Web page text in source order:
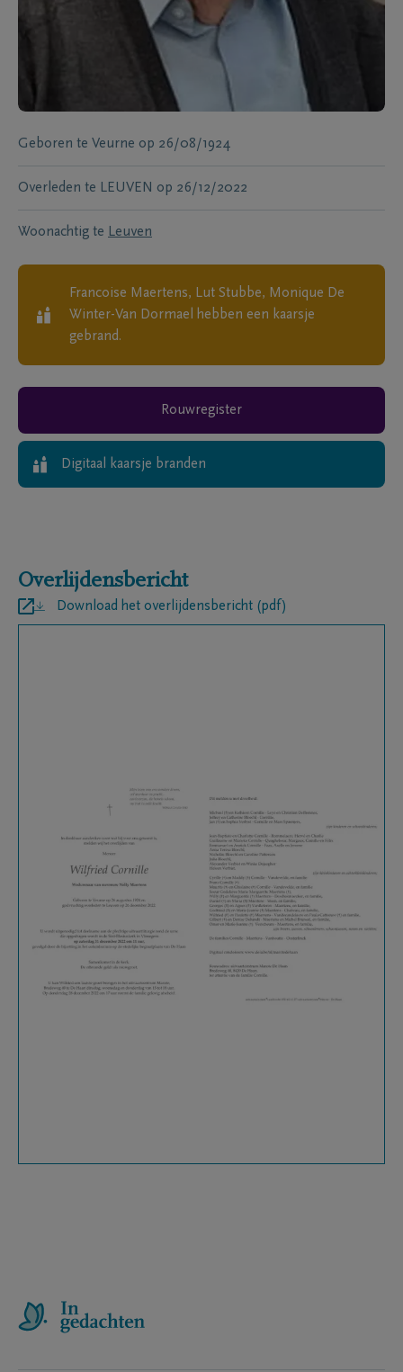
Geboren te Veurne op 26/08/1924
Overleden te LEUVEN op 26/12/2022
Woonachtig te Leuven
Francoise Maertens, Lut Stubbe, Monique De
Winter-Van Dormael
hebben een kaarsje
gebrand.
Rouwregister
Digitaal kaarsje branden
Overlijdensbericht
Download het overlijdensbericht (pdf)